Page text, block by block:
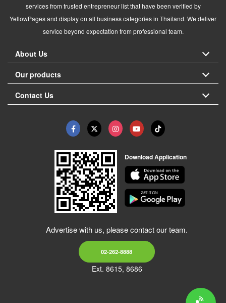
services from trusted entrepreneur list that have been verified by
YellowPages and display on all business categories in Thailand. We deliver
service beyond expectation from professional team.
About Us
Our products
Contact Us
Download Application
Advertise with us, please contact our team.
02-262-8888
Ext. 8615, 8686